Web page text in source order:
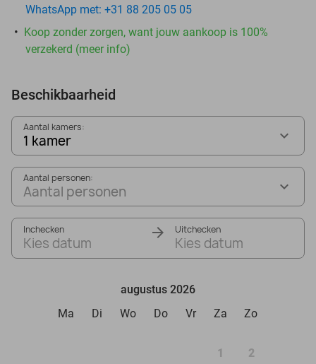
WhatsApp met: +31 88 205 05 05
Koop zonder zorgen, want jouw aankoop is 100%
verzekerd (meer info)
Beschikbaarheid
Aantal kamers:
1 kamer
Aantal personen:
Aantal personen
Inchecken
Kies datum
Uitchecken
Kies datum
augustus 2026
Ma
Di Wo Do Vr Za Zo
1 2